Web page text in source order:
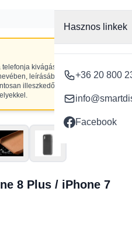
Hasznos linkek
+36 20 800
Facebook
kivágásaival, NE
leírásában szereplő
illeszkedő
8 Plus / iPhone 7